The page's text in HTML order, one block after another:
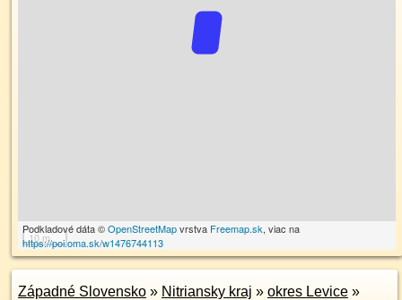
10 m
Podkladové dáta ©OpenStreetMapvrstva Freemap.sk, viac na
https://poi.oma.sk/w1476744113
Západné Slovensko » Nitriansky kraj » okres Levice »